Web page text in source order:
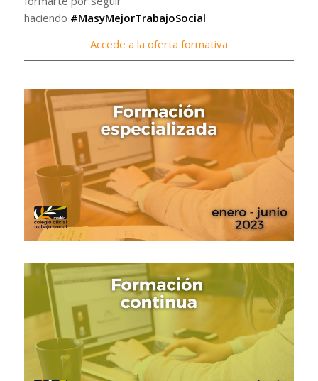
haciendo #MasyMejorTrabajoSocial
Accede a la oferta formativa